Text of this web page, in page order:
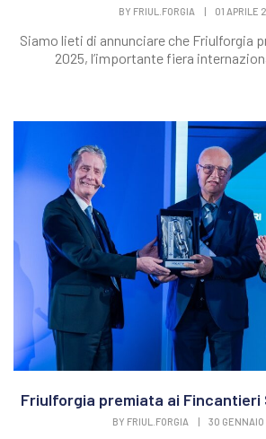
BY FRIUL.FORGIA | 01 APRILE
Siamo lieti di annunciare che Friulforgia
2025, l’importante fiera
Friulforgia premiata ai Fincantieri
BY FRIUL.FORGIA 30